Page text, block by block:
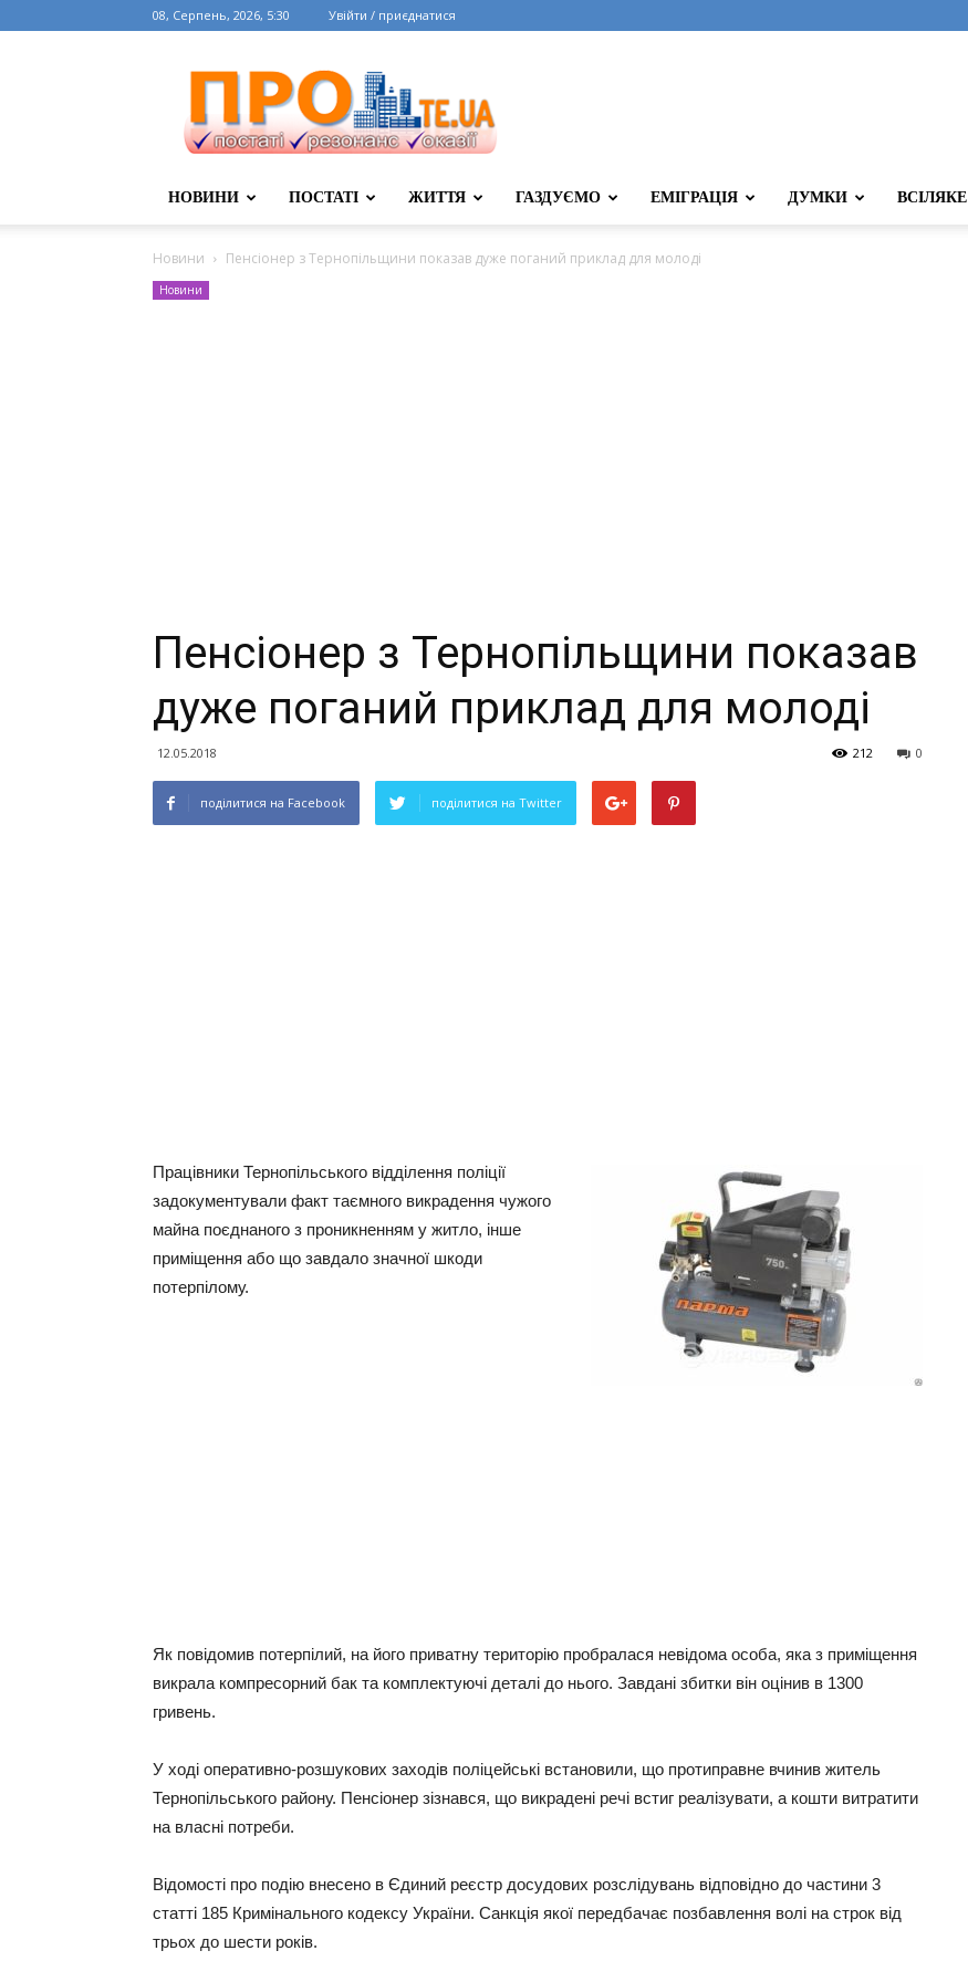
08, Серпень, 2026, 5:30 Увійти / приєднатися
НОВИНИ ПОСТАТІ ЖИТТЯ ГАЗДУЄМО ЕМІГРАЦІЯ ДУМКИ ВСІЛЯКЕ
Новини Пенсіонер з Тернопільщини показав дуже поганий приклад для молоді
Новини
Пенсіонер з Тернопільщини показав
дуже поганий приклад для молоді
12.05.2018 0
212
поділитися на Facebook поділитися на Twitter
Працівники Тернопільського відділення поліції
задокументували факт таємного викрадення чужого
майна поєднаного з проникненням у житло, інше
приміщення або що завдало значної шкоди
потерпілому.
Як повідомив потерпілий, на його приватну територію пробралася невідома особа, яка з приміщення
викрала компресорний бак та комплектуючі деталі до нього. Завдані збитки він оцінив в 1300
гривень.
У ході оперативно-розшукових заходів поліцейські встановили, що протиправне вчинив житель
Тернопільського району. Пенсіонер зізнався, що викрадені речі встиг реалізувати, а кошти витратити
на власні потреби.
Відомості про подію внесено в Єдиний реєстр досудових розслідувань відповідно до частини 3
статті 185 Кримінального кодексу України. Санкція якої передбачає позбавлення волі на строк від
трьох до шести років.